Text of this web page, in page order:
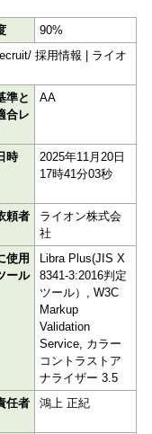
90%
採用情報 | ライオ
準と
合レ
AA
時
2025年11月20日
17時41分03秒
頼者
ライオン株式会
社
使用
ール
Libra Plus(JIS X
8341-3:2016判定
ツール）, W3C
Markup
Validation
Service, カラー
コントラストア
ナライザー 3.5
任者 鴻上 正紀